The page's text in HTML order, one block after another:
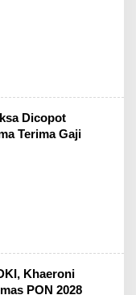
Dicopot
Terima Gaji
Khaeroni
PON 2028